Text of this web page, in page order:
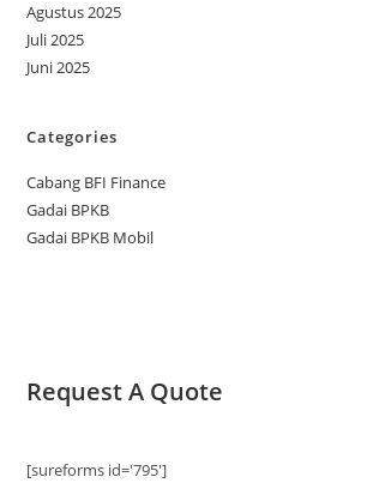
Agustus 2025
Juli 2025
Juni 2025
Categories
Cabang BFI Finance
Gadai BPKB
Gadai BPKB Mobil
Request A Quote
[sureforms id='795']